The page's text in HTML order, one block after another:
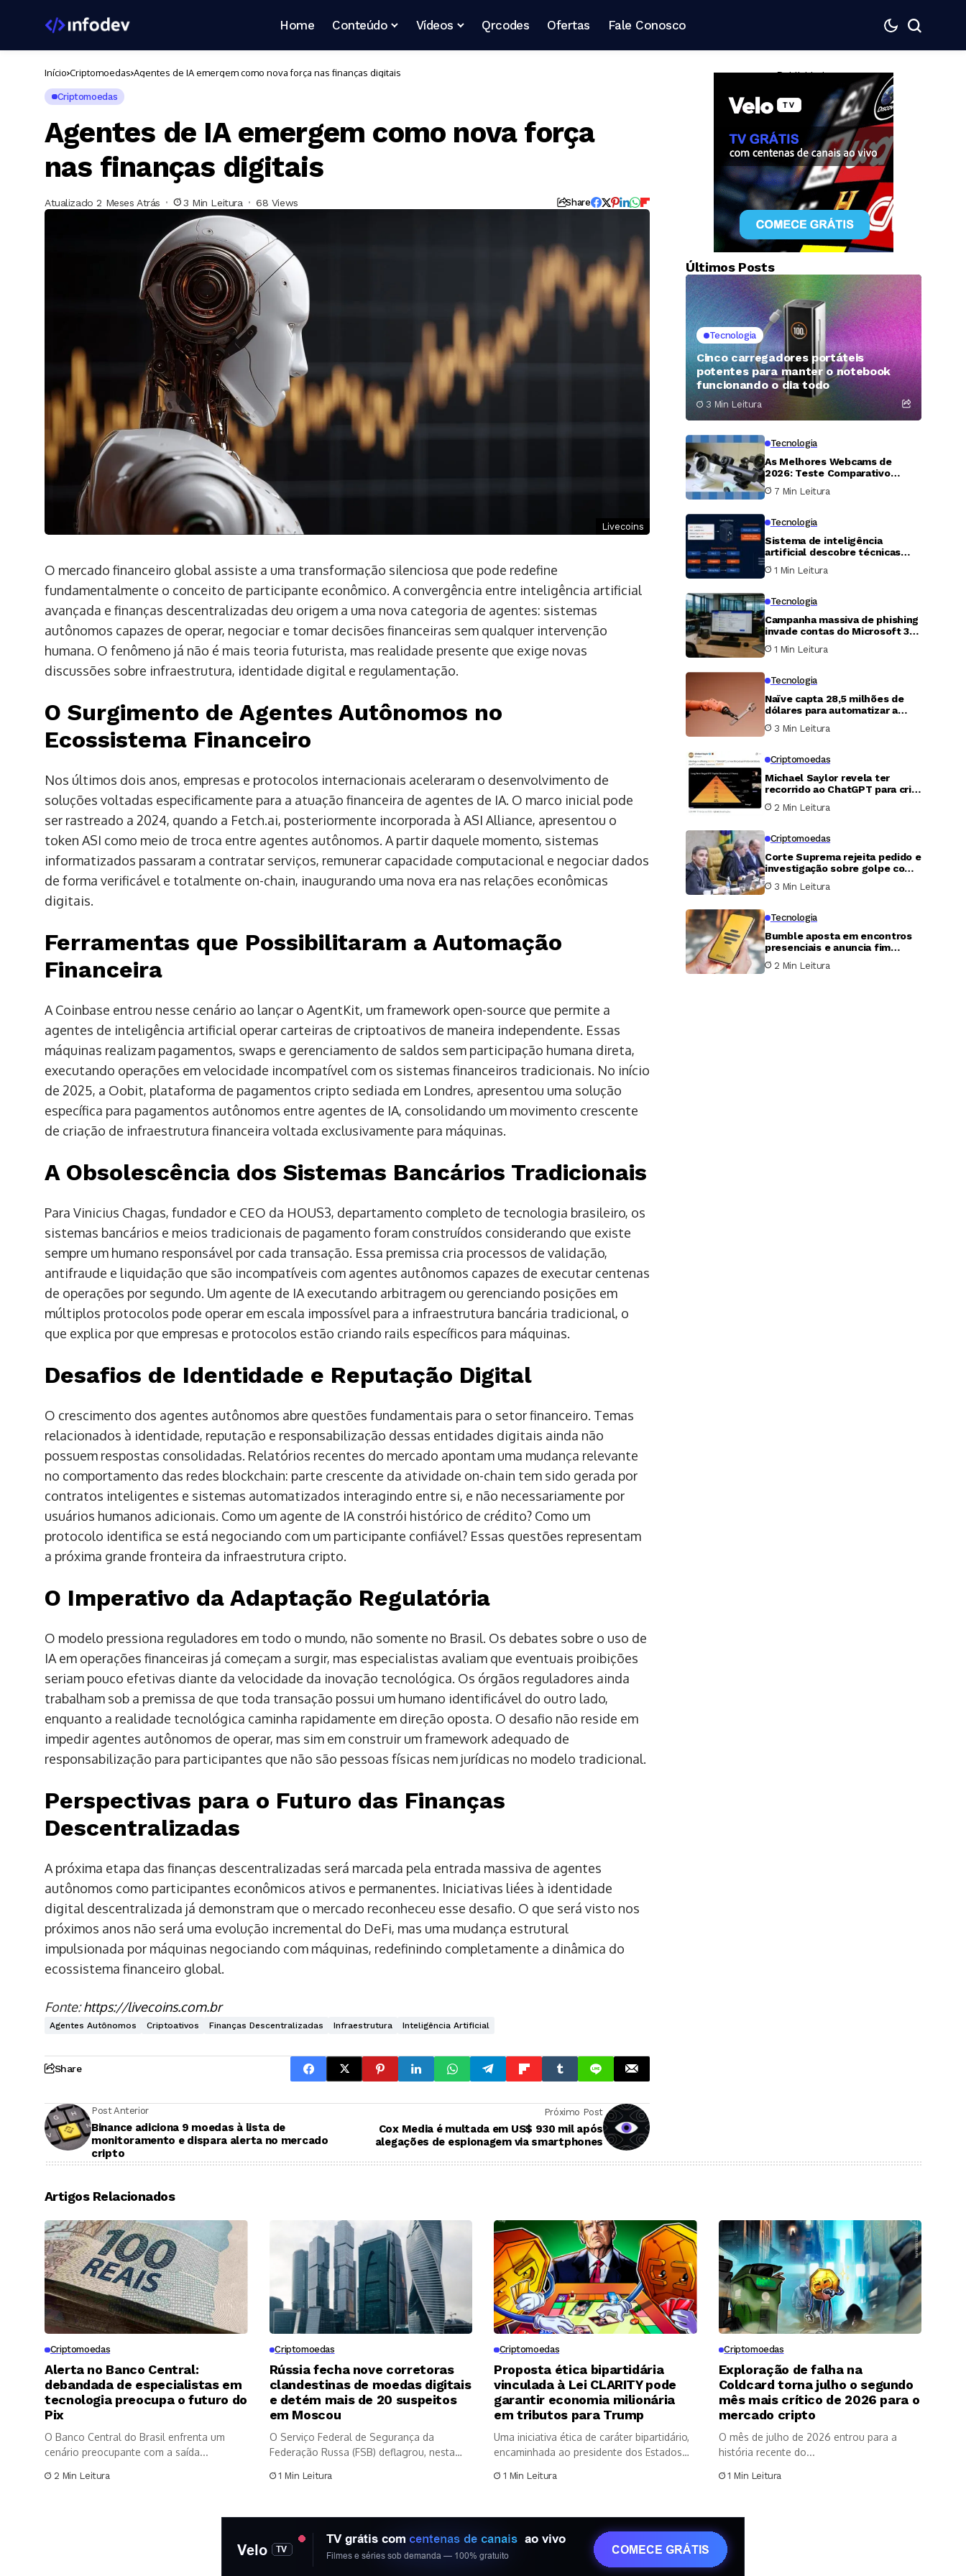
Home Conteúdo Vídeos Qrcodes Ofertas Fale Conosco
Início Criptomoedas Agentes de IA emergem como nova força nas finanças digitais
Criptomoedas
Agentes de IA emergem como nova força
nas finanças digitais
Atualizado 2 Meses Atrás 3 Min Leitura 68 Views Share
Livecoins
O mercado financeiro global assiste a uma transformação silenciosa que pode redefine
fundamentalmente o conceito de participante econômico. A convergência entre inteligência artificial
avançada e finanças descentralizadas deu origem a uma nova categoria de agentes: sistemas
autônomos capazes de operar, negociar e tomar decisões financeiras sem qualquer intervenção
humana. O fenômeno já não é mais teoria futurista, mas realidade presente que exige novas
discussões sobre infraestrutura, identidade digital e regulamentação.
O Surgimento de Agentes Autônomos no
Ecossistema Financeiro
Nos últimos dois anos, empresas e protocolos internacionais aceleraram o desenvolvimento de
soluções voltadas especificamente para a atuação financeira de agentes de IA. O marco inicial pode
ser rastreado a 2024, quando a Fetch.ai, posteriormente incorporada à ASI Alliance, apresentou o
token ASI como meio de troca entre agentes autônomos. A partir daquele momento, sistemas
informatizados passaram a contratar serviços, remunerar capacidade computacional e negociar dados
de forma verificável e totalmente on-chain, inaugurando uma nova era nas relações econômicas
digitais.
Ferramentas que Possibilitaram a Automação
Financeira
A Coinbase entrou nesse cenário ao lançar o AgentKit, um framework open-source que permite a
agentes de inteligência artificial operar carteiras de criptoativos de maneira independente. Essas
máquinas realizam pagamentos, swaps e gerenciamento de saldos sem participação humana direta,
executando operações em velocidade incompatível com os sistemas financeiros tradicionais. No início
de 2025, a Oobit, plataforma de pagamentos cripto sediada em Londres, apresentou uma solução
específica para pagamentos autônomos entre agentes de IA, consolidando um movimento crescente
de criação de infraestrutura financeira voltada exclusivamente para máquinas.
A Obsolescência dos Sistemas Bancários Tradicionais
Para Vinicius Chagas, fundador e CEO da HOUS3, departamento completo de tecnologia brasileiro, os
sistemas bancários e meios tradicionais de pagamento foram construídos considerando que existe
sempre um humano responsável por cada transação. Essa premissa cria processos de validação,
antifraude e liquidação que são incompatíveis com agentes autônomos capazes de executar centenas
de operações por segundo. Um agente de IA executando arbitragem ou gerenciando posições em
múltiplos protocolos pode operar em escala impossível para a infraestrutura bancária tradicional, o
que explica por que empresas e protocolos estão criando rails específicos para máquinas.
Desafios de Identidade e Reputação Digital
O crescimento dos agentes autônomos abre questões fundamentais para o setor financeiro. Temas
relacionados à identidade, reputação e responsabilização dessas entidades digitais ainda não
possuem respostas consolidadas. Relatórios recentes do mercado apontam uma mudança relevante
no comportamento das redes blockchain: parte crescente da atividade on-chain tem sido gerada por
contratos inteligentes e sistemas automatizados interagindo entre si, e não necessariamente por
usuários humanos adicionais. Como um agente de IA constrói histórico de crédito? Como um
protocolo identifica se está negociando com um participante confiável? Essas questões representam
a próxima grande fronteira da infraestrutura cripto.
O Imperativo da Adaptação Regulatória
O modelo pressiona reguladores em todo o mundo, não somente no Brasil. Os debates sobre o uso de
IA em operações financeiras já começam a surgir, mas especialistas avaliam que eventuais proibições
seriam pouco efetivas diante da velocidade da inovação tecnológica. Os órgãos reguladores ainda
trabalham sob a premissa de que toda transação possui um humano identificável do outro lado,
enquanto a realidade tecnológica caminha rapidamente em direção oposta. O desafio não reside em
impedir agentes autônomos de operar, mas sim em construir um framework adequado de
responsabilização para participantes que não são pessoas físicas nem jurídicas no modelo tradicional.
Perspectivas para o Futuro das Finanças
Descentralizadas
A próxima etapa das finanças descentralizadas será marcada pela entrada massiva de agentes
autônomos como participantes econômicos ativos e permanentes. Iniciativas liées à identidade
digital descentralizada já demonstram que o mercado reconheceu esse desafio. O que será visto nos
próximos anos não será uma evolução incremental do DeFi, mas uma mudança estrutural
impulsionada por máquinas negociando com máquinas, redefinindo completamente a dinâmica do
ecossistema financeiro global.
Fonte:https://livecoins.com.br
Agentes Autônomos Criptoativos Finanças Descentralizadas Infraestrutura Inteligência Artificial
Share
Post Anterior
Binance adiciona 9 moedas à lista de
monitoramento e dispara alerta no mercado
cripto
Próximo Post
Cox Media é multada em US$ 930 mil após
alegações de espionagem via smartphones
— Publicidade —
Últimos Posts
Tecnologia
Cinco carregadores portáteis
potentes para manter o notebook
funcionando o dia todo
3 Min Leitura
Tecnologia
As Melhores Webcams de
2026: Teste Comparativo
Revela Vencedores e
Decepções
7 Min Leitura
Tecnologia
Sistema de inteligência
artificial descobre técnicas
inéditas de ataque HTTP e
falha zero-day em servidor
1 Min Leitura
Tecnologia
Campanha massiva de phishing
invade contas do Microsoft 365
para roubar mensagens sobre
folha de pagamento e finanças
1 Min Leitura
Tecnologia
Naïve capta 28,5 milhões de
dólares para automatizar a
criação e operação de
empresas com agentes de
3 Min Leitura
Criptomoedas
Michael Saylor revela ter
recorrido ao ChatGPT para criar
modelo de ações preferenciais
da Strategy e captar US$ 15
2 Min Leitura
Criptomoedas
Corte Suprema rejeita pedido e
investigação sobre golpe com
bitcoin segue aberta
3 Min Leitura
Tecnologia
Bumble aposta em encontros
presenciais e anuncia fim
gradual do swipe
2 Min Leitura
Artigos Relacionados
Criptomoedas
Alerta no Banco Central:
debandada de especialistas em
tecnologia preocupa o futuro do
Pix
O Banco Central do Brasil enfrenta um
cenário preocupante com a saída...
2 Min Leitura
Criptomoedas
Rússia fecha nove corretoras
clandestinas de moedas digitais
e detém mais de 20 suspeitos
em Moscou
O Serviço Federal de Segurança da
Federação Russa (FSB) deflagrou, nesta
1 Min Leitura
Criptomoedas
Proposta ética bipartidária
vinculada à Lei CLARITY pode
garantir economia milionária
em tributos para Trump
Uma iniciativa ética de caráter bipartidário,
encaminhada ao presidente dos Estados
1 Min Leitura
Criptomoedas
Exploração de falha na
Coldcard torna julho o segundo
mês mais crítico de 2026 para o
mercado cripto
O mês de julho de 2026 entrou para a
história recente do...
1 Min Leitura